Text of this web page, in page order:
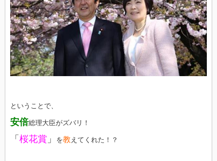
ということで、
安倍総理大臣がズバリ！
「桜花賞 」 を教えてくれた！？